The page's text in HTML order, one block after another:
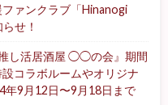
ァンクラブ「Hinanogi
せ！
推し活居酒屋 ◯◯の会』期間
コラボルームやオリジナ
年9月12日〜9月18日まで